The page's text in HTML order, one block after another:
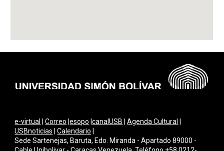
e-virtual |Correo |esopo |canalUSB |Agenda Cultural
USBnoticias |Calendario
Sede Sartenejas, Baruta, Edo. Miranda - Apartado 89000 -